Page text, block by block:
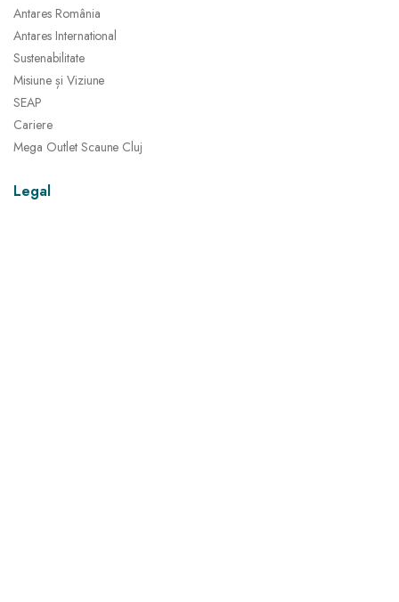
Antares România
Antares International
Sustenabilitate
Misiune și Viziune
SEAP
Cariere
Mega Outlet Scaune Cluj
Legal